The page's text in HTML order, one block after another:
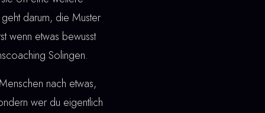
darum, die Muster
wenn etwas bewusst
Solingen.
nach etwas,
wer du eigentlich